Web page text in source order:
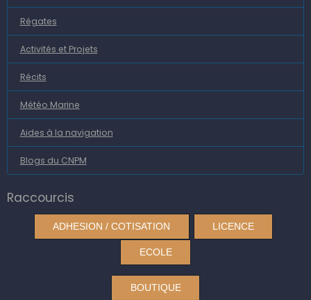
Régates
Activités et Projets
Récits
Météo Marine
Aides à la navigation
Blogs du CNPM
Raccourcis
ADHESION / COTISATION LICENCE
ECOLE
BOUTIQUE